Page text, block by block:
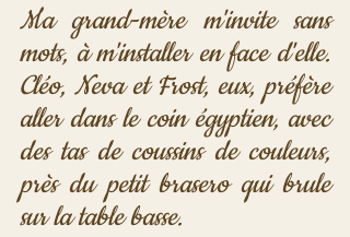
Ma grand-mère m'invite sans
mots, à m'installer en face d'elle.
Cléo, Neva et Frost, eux, préfère
aller dans le coin égyptien, avec
des tas de coussins de couleurs,
près du petit brasero qui brule
sur la table basse.